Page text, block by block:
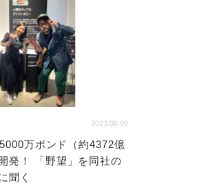
2023.06.09
万ポンド（約4372億
発！ 「野望」を同社の
聞く